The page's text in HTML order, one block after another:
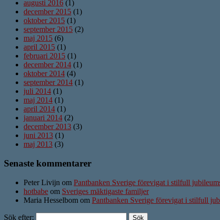
augusti 2016 (1)
december 2015 (1)
oktober 2015 (1)
september 2015 (2)
maj 2015 (6)
april 2015 (1)
februari 2015 (1)
december 2014 (1)
oktober 2014 (4)
september 2014 (1)
juli 2014 (1)
maj 2014 (1)
april 2014 (1)
januari 2014 (2)
december 2013 (3)
juni 2013 (1)
maj 2013 (3)
Senaste kommentarer
Peter Livijn om Pantbanken Sverige förevigat i stilfull
hotbabe om Sveriges mäktigaste familjer
Maria Hesselbom om Pantbanken Sverige förevigat i stilfull
Sök efter: